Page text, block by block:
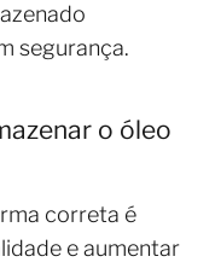
segurança.
o óleo
correta é
e aumentar